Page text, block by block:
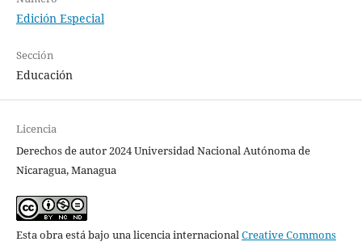
Edición Especial
Sección
Educación
Licencia
Derechos de autor 2024 Universidad Nacional Autónoma de
Nicaragua, Managua
Esta obra está bajo una licencia internacionalCreative Commons